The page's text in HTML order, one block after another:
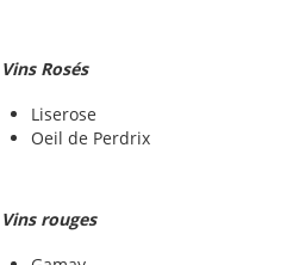
Vins Rosés
Liserose
Oeil de Perdrix
Vins rouges